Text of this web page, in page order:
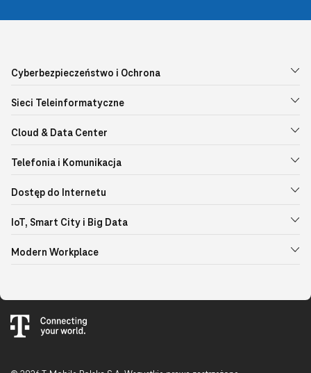
Cyberbezpieczeństwo i Ochrona
Sieci Teleinformatyczne
Cloud & Data Center
Telefonia i Komunikacja
Dostęp do Internetu
IoT, Smart City i Big Data
Modern Workplace